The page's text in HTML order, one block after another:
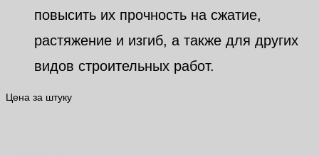
повысить их прочность на сжатие,
растяжение и изгиб, а также для других
видов строительных работ.
Цена за штуку